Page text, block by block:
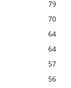
79
70
64
64
57
56